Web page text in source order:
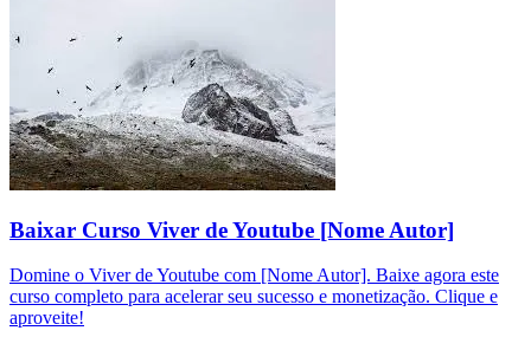
Baixar Curso Viver de Youtube [Nome Autor]
Domine o Viver de Youtube com [Nome Autor]. Baixe agora este
curso completo para acelerar seu sucesso e monetização. Clique e
aproveite!